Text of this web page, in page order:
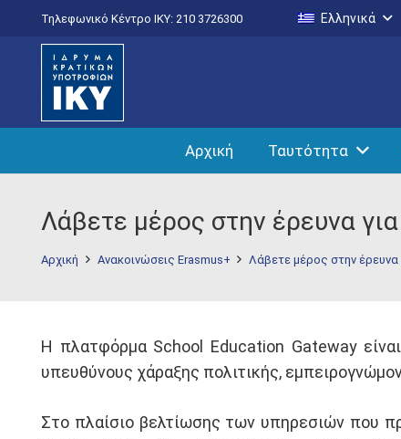
Τηλεφωνικό Κέντρο IKY: 210 3726300 Ελληνικά
Αρχική Ταυτότητα
Λάβετε μέρος στην έρευνα
Αρχική Ανακοινώσεις Erasmus+ Λάβετε μέρος στην έρευνα
H πλατφόρμα School Education Gateway
υπευθύνους χάραξης πολιτικής,
Στο πλαίσιο βελτίωσης των υπηρεσιών που